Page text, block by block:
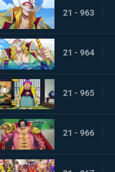
21 - 963
21 - 964
21 - 965
21 - 966